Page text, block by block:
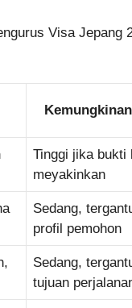
Visa Jepang
Tinggi jika bukti
meyakinkan
Sedang,
profil pemohon
Sedang,
tujuan